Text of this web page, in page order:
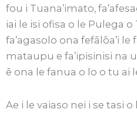
fou i Tuana’imato,
iai le isi ofisa o le Pulega o
fa’agasolo ona fefālōa’i le
mataupu e fa’ipisinisi na
ē ona le fanua o lo o tu ai
Ae i le vaiaso nei i se tasi